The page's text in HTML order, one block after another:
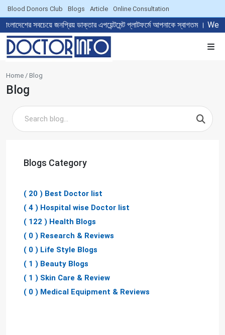
Blood Donors Club Blogs Article Online Consultation
সবচেয়ে জনপ্রিয় ডাক্তার এপয়েন্টমেন্ট প্লাটফর্মে আপনাকে স্বাগতম ।
Home / Blog
Blog
Search blog
Blogs Category
( 20 ) Best Doctor list
( 4 ) Hospital wise Doctor list
( 122 ) Health Blogs
( 0 ) Research & Reviews
( 0 ) Life Style Blogs
( 1 ) Beauty Blogs
( 1 ) Skin Care & Review
( 0 ) Medical Equipment & Reviews